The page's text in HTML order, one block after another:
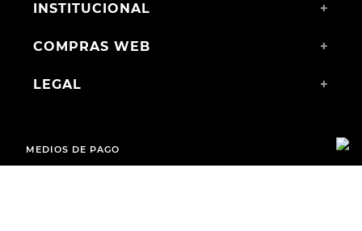
INSTITUCIONAL +
COMPRAS WEB +
LEGAL +
MEDIOS DE PAGO